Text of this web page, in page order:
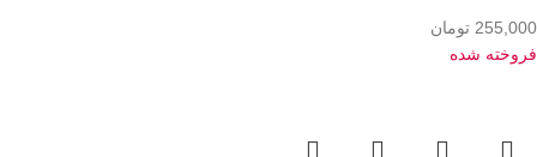
255,000 تومان
فروخته شده